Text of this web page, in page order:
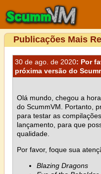
Publicações Mais
30 de ago. de 2020: Por
próxima versão do
Olá mundo, chegou a
do ScummVM. Portanto,
para testar as
lançamento, para que
qualidade.
Por favor, foque sua
Blazing Dragons